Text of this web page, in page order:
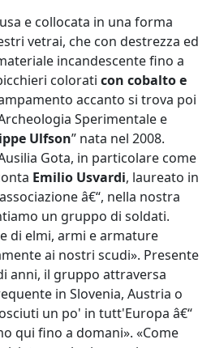
e collocata in una forma
vetrai, che con destrezza ed
incandescente fino a
colorati con cobalto e
accanto si trova poi
Sperimentale e
Ulfson” nata nel 2008.
Gota, in particolare come
Emilio Usvardi, laureato in
â€“, nella nostra
un gruppo di soldati.
di elmi, armi e armature
ai nostri scudi». Presente
anni, il gruppo attraversa
in Slovenia, Austria o
un po' in tutt'Europa â€“
qui fino a domani». «Come